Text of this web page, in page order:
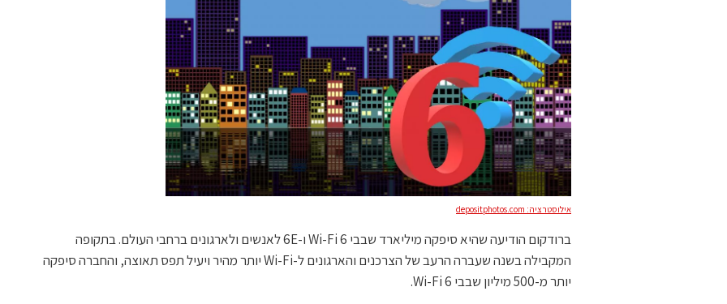
אילוסטרציה: depositphotos.com
ברודקום הודיעה שהיא סיפקה מיליארד שבבי Wi-Fi 6 ו-6E לאנשים ולארגונים ברחבי העולם. בתקופה
המקבילה בשנה שעברה הרעב של הצרכנים והארגונים ל-Wi-Fi יותר מהיר ויעיל תפס תאוצה, והחברה סיפקה
יותר מ-500 מיליון שבבי Wi-Fi 6.